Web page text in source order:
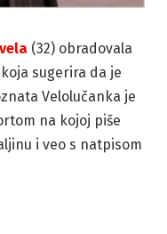
(32) obradovala
sugerira da je
Velolučanka je
na kojoj piše
i veo s natpisom